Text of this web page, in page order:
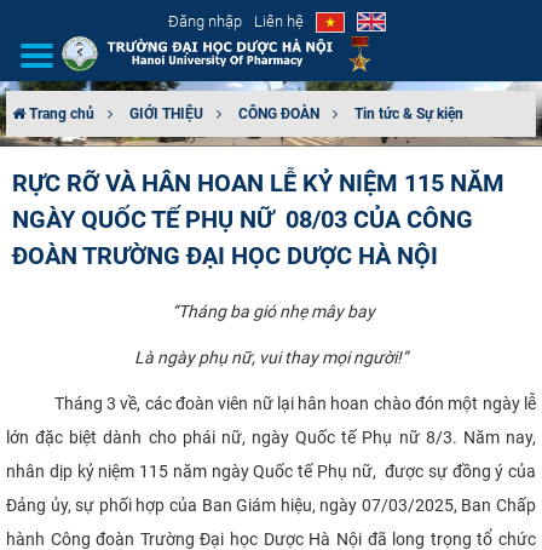
Đăng nhập Liên hệ
CƠ CẤU TỔ CHỨC
ĐẢM BẢO CHẤT LƯỢNG
KHOA HỌC CÔNG NGHỆ
HTQT
Trang chủ GIỚI THIỆU CÔNG ĐOÀN Tin tức & Sự kiện
RỰC RỠ VÀ HÂN HOAN LỄ KỶ NIỆM 115 NĂM
NGÀY QUỐC TẾ PHỤ NỮ 08/03 CỦA CÔNG
ĐOÀN TRƯỜNG ĐẠI HỌC DƯỢC HÀ NỘI
“Tháng ba gió nhẹ mây bay
Là ngày phụ nữ, vui thay mọi người!”
Tháng 3 về, các đoàn viên nữ lại hân hoan chào đón một ngày lễ
lớn đặc biệt dành cho phái nữ, ngày Quốc tế Phụ nữ 8/3. Năm nay,
nhân dịp kỷ niệm 115 năm ngày Quốc tế Phụ nữ, được sự đồng ý của
Đảng ủy, sự phối hợp của Ban Giám hiệu, ngày 07/03/2025, Ban Chấp
hành Công đoàn Trường Đại học Dược Hà Nội đã long trọng tổ chức